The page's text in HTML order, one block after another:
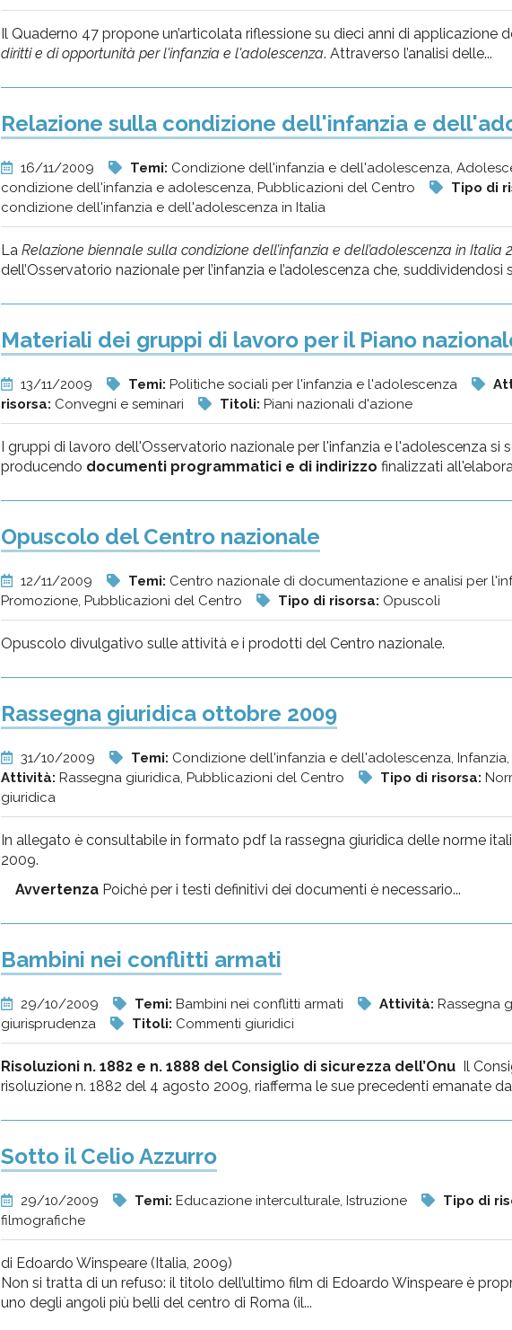
Il Quaderno 47 propone un’articolata riflessione su dieci anni di applicazione
diritti e di opportunità per l'infanzia e l'adolescenza. Attraverso l’analisi delle...
Relazione sulla condizione dell'infanzia e
16/11/2009 Temi: Condizione dell'infanzia e dell'adolescenza,
condizione dell'infanzia e adolescenza, Pubblicazioni del Centro
Tipo di
condizione dell'infanzia e dell'adolescenza in Italia
La Relazione biennale sulla condizione dell’infanzia e dell’adolescenza in Italia
dell’Osservatorio nazionale per l’infanzia e l’adolescenza che, suddividendosi
Materiali dei gruppi di lavoro per il Piano
13/11/2009 Temi: Politiche sociali per l'infanzia e l'adolescenza
risorsa: Convegni e seminari Titoli: Piani nazionali d'azione
I gruppi di lavoro dell'Osservatorio nazionale per l'infanzia e l'adolescenza
producendo documenti programmatici e di indirizzo finalizzati
Opuscolo del Centro nazionale
12/11/2009 Temi: Centro nazionale di documentazione e analisi per
Promozione, Pubblicazioni del Centro
Tipo di risorsa: Opuscoli
Opuscolo divulgativo sulle attività e i prodotti del Centro nazionale.
Rassegna giuridica ottobre 2009
31/10/2009 Temi: Condizione dell'infanzia e dell'adolescenza,
Attività: Rassegna giuridica, Pubblicazioni del Centro Tipo di risorsa:
giuridica
In allegato è consultabile in formato pdf la rassegna giuridica delle norme
2009.
AvvertenzaPoiché per i testi definitivi dei documenti è necessario...
Bambini nei conflitti armati
29/10/2009 Temi: Bambini nei conflitti armati Attività: Rassegna
giurisprudenza
Titoli: Commenti giuridici
Risoluzioni n. 1882 e n. 1888 del Consiglio di sicurezza dell’OnuIl
risoluzione n. 1882 del 4 agosto 2009, riafferma le sue precedenti emanate
Sotto il Celio Azzurro
29/10/2009 Temi: Educazione interculturale, Istruzione Tipo di
filmografiche
di Edoardo Winspeare (Italia, 2009)
Non si tratta di un refuso: il titolo dell’ultimo film di Edoardo Winspeare è
uno degli angoli più belli del centro di Roma (il...